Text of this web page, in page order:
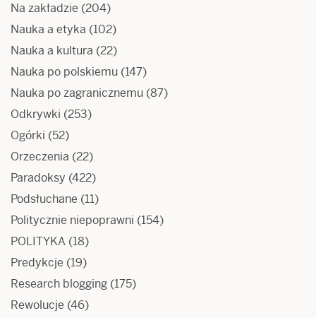
Na zakładzie (204)
Nauka a etyka (102)
Nauka a kultura (22)
Nauka po polskiemu (147)
Nauka po zagranicznemu (87)
Odkrywki (253)
Ogórki (52)
Orzeczenia (22)
Paradoksy (422)
Podsłuchane (11)
Politycznie niepoprawni (154)
POLITYKA (18)
Predykcje (19)
Research blogging (175)
Rewolucje (46)